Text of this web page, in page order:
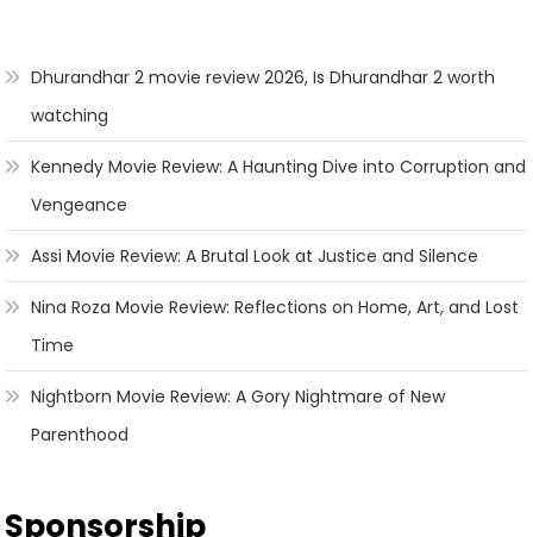
Dhurandhar 2 movie review 2026, Is Dhurandhar 2 worth
watching
Kennedy Movie Review: A Haunting Dive into Corruption and
Vengeance
Assi Movie Review: A Brutal Look at Justice and Silence
Nina Roza Movie Review: Reflections on Home, Art, and Lost
Time
Nightborn Movie Review: A Gory Nightmare of New
Parenthood
Sponsorship